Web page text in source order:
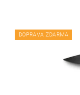
DOPRAVA ZDARMA